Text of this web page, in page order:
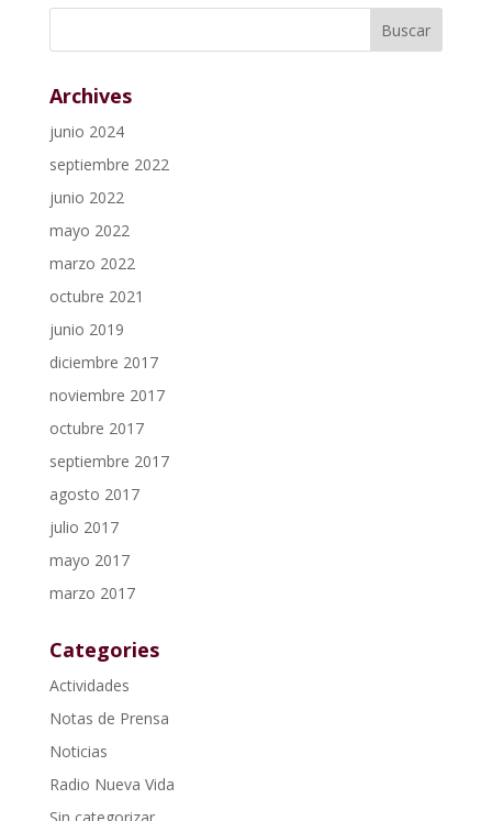
Archives
junio 2024
septiembre 2022
junio 2022
mayo 2022
marzo 2022
octubre 2021
junio 2019
diciembre 2017
noviembre 2017
octubre 2017
septiembre 2017
agosto 2017
julio 2017
mayo 2017
marzo 2017
Categories
Actividades
Notas de Prensa
Noticias
Radio Nueva Vida